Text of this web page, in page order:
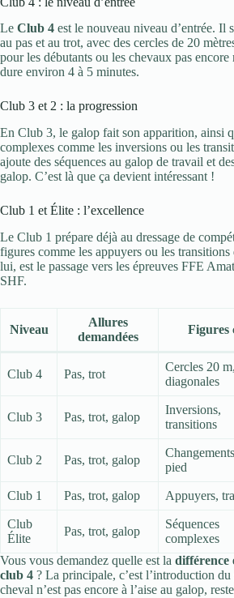
Le Club 4 est le nouveau niveau d’entrée. Il
au pas et au trot, avec des cercles de 20
pour les débutants ou les chevaux pas
dure environ 4 à 5 minutes.
Club 3 et 2 : la progression
En Club 3, le galop fait son apparition, ainsi
complexes comme les inversions ou les
ajoute des séquences au galop de travail et
galop. C’est là que ça devient intéressant !
Club 1 et Élite : l’excellence
Le Club 1 prépare déjà au dressage de
figures comme les appuyers ou les
lui, est le passage vers les épreuves FFE
SHF.
Niveau
Allures
demandées
Figures
Club 4 Pas, trot
Cercles 20 m,
diagonales
Club 3 Pas, trot, galop
Inversions,
transitions
Club 2 Pas, trot, galop
pied
Club 1 Pas, trot, galop Appuyers,
Club
Élite
Pas, trot, galop
Séquences
complexes
Vous vous demandez quelle est la différence
club 4 ? La principale, c’est l’introduction
cheval n’est pas encore à l’aise au galop,